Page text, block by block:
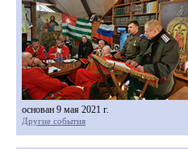
основан 9 мая 2021 г.
Другие события